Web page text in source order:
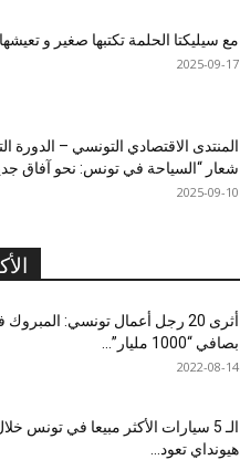
مع سيليكتا الحلمة تكتبها صغير و تعيشها
2025-09-17
المنتدى الاقتصادي التونسي – الدورة
شعار “السياحة في تونس: نحو آفاق
2025-09-10
أثرى 20 رجل أعمال تونسي:
بصافي “1000 مليار”...
2022-08-14
هيونداي تعود...